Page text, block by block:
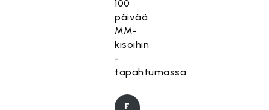
100
päivää
MM-
kisoihin
-
tapahtumassa.
F